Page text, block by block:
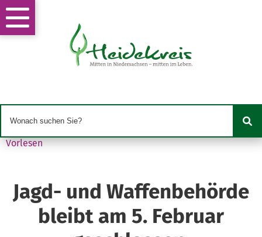
Vorlesen
Jagd- und Waffenbehörde
bleibt am 5. Februar